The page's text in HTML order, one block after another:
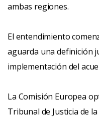
ambas regiones.
El entendimiento
aguarda una definición
implementación del
La Comisión Europea
Tribunal de Justicia de